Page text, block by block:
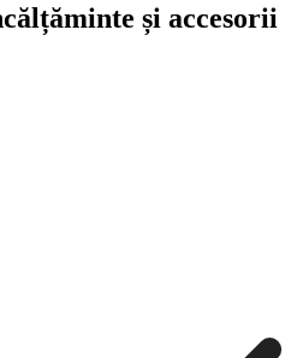
și accesorii